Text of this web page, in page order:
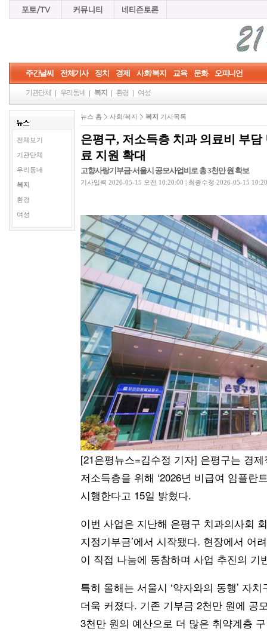
주간날씨 전체기사 정치 경제 사회/복지 교육 문화 오피니언
기관단체 우리동네 복지 환경 여성
전체보기
기관단체
우리동네
복지
환경
여성
뉴스 홈 사회/복지 복지 기사목록
은평구, 저소득층 치과 의료비 부
료 지원 확대
고향사랑기부금·서울시 공모사업비로 총 3천만 원 확보
기사입력 2026-05-15 오전 10:20:00 | 최종수정 2026-05-15 10:20
[21은평뉴스=김수정 기자] 은평구는 경
저소득층을 위해 ‘2026년 비급여 임플란
시행한다고 15일 밝혔다.
이번 사업은 지난해 은평구 치과의사회
지정기부금’에서 시작됐다. 현장에서 어
이 직접 나눔에 동참하며 사업 추진의 기
특히 올해는 서울시 ‘약자와의 동행’ 자
더욱 커졌다. 기존 기부금 2천만 원에 공
3천만 원의 예산으로 더 많은 취약계층